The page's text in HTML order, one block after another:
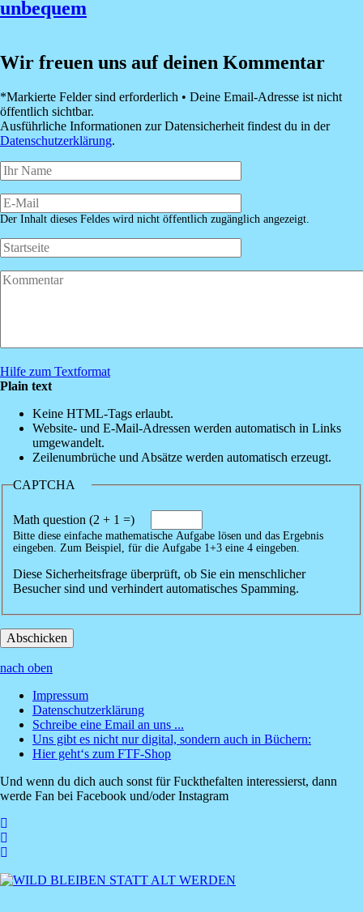
unbequem
Wir freuen uns auf deinen Kommentar
*Markierte Felder sind erforderlich • Deine Email-Adresse ist nicht
öffentlich sichtbar.
Ausführliche Informationen zur Datensicherheit findest du in der
Datenschutzerklärung.
Der Inhalt dieses Feldes wird nicht öffentlich zugänglich angezeigt.
Hilfe zum Textformat
Plain text
Keine HTML-Tags erlaubt.
Website- und E-Mail-Adressen werden automatisch in Links
umgewandelt.
Zeilenumbrüche und Absätze werden automatisch erzeugt.
CAPTCHA
Math question (2 + 1 =)
Bitte diese einfache mathematische Aufgabe lösen und das Ergebnis
eingeben. Zum Beispiel, für die Aufgabe 1+3 eine 4 eingeben.
Diese Sicherheitsfrage überprüft, ob Sie ein menschlicher
Besucher sind und verhindert automatisches Spamming.
nach oben
Footer
Menü
Impressum
Datenschutzerklärung
Schreibe eine Email an uns ...
Uns gibt es nicht nur digital, sondern auch in Büchern:
Hier geht‘s zum FTF-Shop
Und wenn du dich auch sonst für Fuckthefalten interessierst, dann
werde Fan bei Facebook und/oder Instagram